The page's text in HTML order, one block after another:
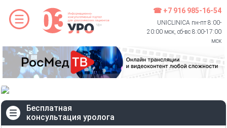
☎ +7 916 985-16-54
UNICLINICA пн-пт 8:00-
20:00 мск, сб-вс 8:00-17:00
мск
Бесплатная
консультация уролога